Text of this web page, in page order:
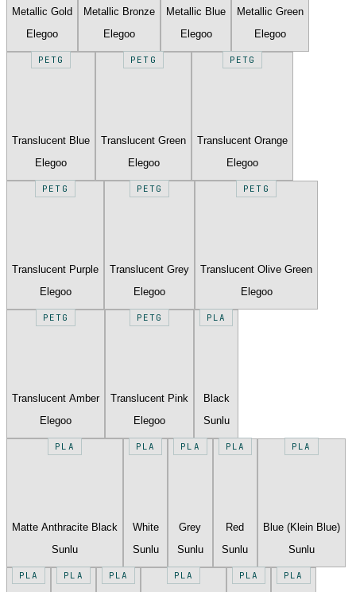
Metallic Gold
Elegoo
Metallic Bronze
Elegoo
Metallic Blue
Elegoo
Metallic Green
Elegoo
PETG
Translucent Blue
Elegoo
PETG
Translucent Green
Elegoo
PETG
Translucent Orange
Elegoo
PETG
Translucent Purple
Elegoo
PETG
Translucent Grey
Elegoo
PETG
Translucent Olive Green
Elegoo
PETG
Translucent Amber
Elegoo
PETG
Translucent Pink
Elegoo
PLA
Black
Sunlu
PLA
Matte Anthracite Black
Sunlu
PLA
White
Sunlu
PLA
Grey
Sunlu
PLA
Red
Sunlu
PLA
Blue (Klein Blue)
Sunlu
PLA PLA PLA PLA PLA PLA